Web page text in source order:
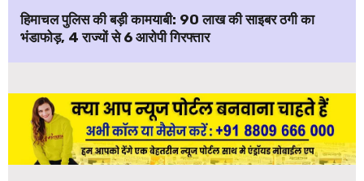
हिमाचल पुलिस की बड़ी कामयाबी: ₹90 लाख की साइबर ठगी का
भंडाफोड़, 4 राज्यों से 6 आरोपी गिरफ्तार